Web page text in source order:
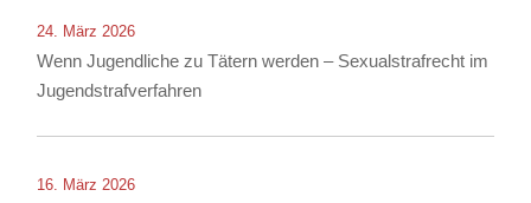
24. März 2026
Wenn Jugendliche zu Tätern werden – Sexualstrafrecht im
Jugendstrafverfahren
16. März 2026